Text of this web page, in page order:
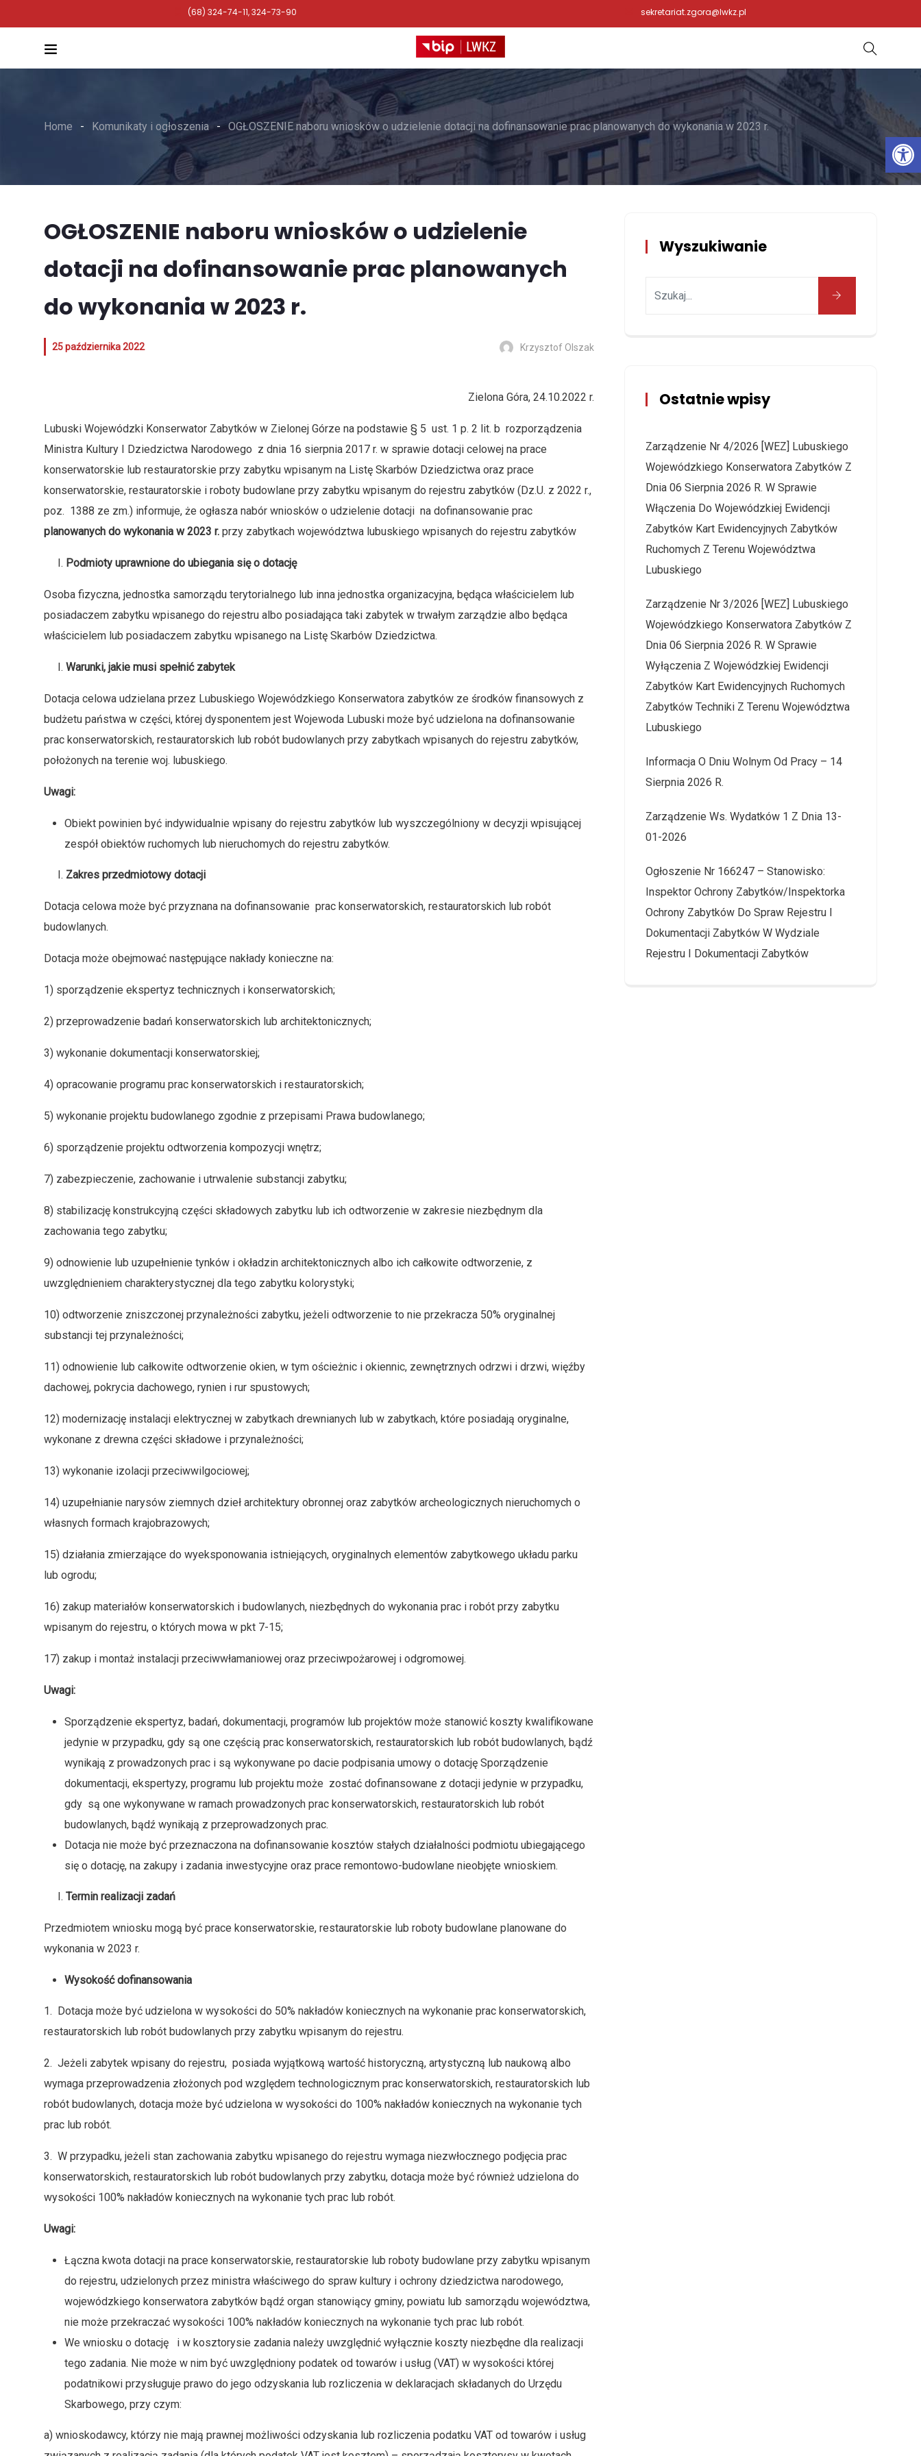
(68) 324-74-11, 324-73-90 sekretariat.zgora@lwkz.pl
Home Komunikaty i ogłoszenia OGŁOSZENIE naboru wniosków o udzielenie dotacji na dofinansowanie prac planowanych do wykonania w 2023 r.
OGŁOSZENIE naboru wniosków o udzielenie
dotacji na dofinansowanie prac planowanych
do wykonania w 2023 r.
25 października 2022 Krzysztof Olszak
Zielona Góra, 24.10.2022 r.
Lubuski Wojewódzki Konserwator Zabytków w Zielonej Górze na podstawie § 5 ust. 1 p. 2 lit. b rozporządzenia
Ministra Kultury I Dziedzictwa Narodowego z dnia 16 sierpnia 2017 r. w sprawie dotacji celowej na prace
konserwatorskie lub restauratorskie przy zabytku wpisanym na Listę Skarbów Dziedzictwa oraz prace
konserwatorskie, restauratorskie i roboty budowlane przy zabytku wpisanym do rejestru zabytków (Dz.U. z 2022 r.,
poz. 1388 ze zm.) informuje, że ogłasza nabór wniosków o udzielenie dotacji na dofinansowanie prac
planowanych do wykonania w 2023 r. przy zabytkach województwa lubuskiego wpisanych do rejestru zabytków
Podmioty uprawnione do ubiegania się o dotację
Osoba fizyczna, jednostka samorządu terytorialnego lub inna jednostka organizacyjna, będąca właścicielem lub
posiadaczem zabytku wpisanego do rejestru albo posiadająca taki zabytek w trwałym zarządzie albo będąca
właścicielem lub posiadaczem zabytku wpisanego na Listę Skarbów Dziedzictwa.
Warunki, jakie musi spełnić zabytek
Dotacja celowa udzielana przez Lubuskiego Wojewódzkiego Konserwatora zabytków ze środków finansowych z
budżetu państwa w części, której dysponentem jest Wojewoda Lubuski może być udzielona na dofinansowanie
prac konserwatorskich, restauratorskich lub robót budowlanych przy zabytkach wpisanych do rejestru zabytków,
położonych na terenie woj. lubuskiego.
Uwagi:
Obiekt powinien być indywidualnie wpisany do rejestru zabytków lub wyszczególniony w decyzji wpisującej
zespół obiektów ruchomych lub nieruchomych do rejestru zabytków.
Zakres przedmiotowy dotacji
Dotacja celowa może być przyznana na dofinansowanie prac konserwatorskich, restauratorskich lub robót
budowlanych.
Dotacja może obejmować następujące nakłady konieczne na:
1) sporządzenie ekspertyz technicznych i konserwatorskich;
2) przeprowadzenie badań konserwatorskich lub architektonicznych;
3) wykonanie dokumentacji konserwatorskiej;
4) opracowanie programu prac konserwatorskich i restauratorskich;
5) wykonanie projektu budowlanego zgodnie z przepisami Prawa budowlanego;
6) sporządzenie projektu odtworzenia kompozycji wnętrz;
7) zabezpieczenie, zachowanie i utrwalenie substancji zabytku;
8) stabilizację konstrukcyjną części składowych zabytku lub ich odtworzenie w zakresie niezbędnym dla
zachowania tego zabytku;
9) odnowienie lub uzupełnienie tynków i okładzin architektonicznych albo ich całkowite odtworzenie, z
uwzględnieniem charakterystycznej dla tego zabytku kolorystyki;
10) odtworzenie zniszczonej przynależności zabytku, jeżeli odtworzenie to nie przekracza 50% oryginalnej
substancji tej przynależności;
11) odnowienie lub całkowite odtworzenie okien, w tym ościeżnic i okiennic, zewnętrznych odrzwi i drzwi, więźby
dachowej, pokrycia dachowego, rynien i rur spustowych;
12) modernizację instalacji elektrycznej w zabytkach drewnianych lub w zabytkach, które posiadają oryginalne,
wykonane z drewna części składowe i przynależności;
13) wykonanie izolacji przeciwwilgociowej;
14) uzupełnianie narysów ziemnych dzieł architektury obronnej oraz zabytków archeologicznych nieruchomych o
własnych formach krajobrazowych;
15) działania zmierzające do wyeksponowania istniejących, oryginalnych elementów zabytkowego układu parku
lub ogrodu;
16) zakup materiałów konserwatorskich i budowlanych, niezbędnych do wykonania prac i robót przy zabytku
wpisanym do rejestru, o których mowa w pkt 7-15;
17) zakup i montaż instalacji przeciwwłamaniowej oraz przeciwpożarowej i odgromowej.
Uwagi:
Sporządzenie ekspertyz, badań, dokumentacji, programów lub projektów może stanowić koszty kwalifikowane
jedynie w przypadku, gdy są one częścią prac konserwatorskich, restauratorskich lub robót budowlanych, bądź
wynikają z prowadzonych prac i są wykonywane po dacie podpisania umowy o dotację Sporządzenie
dokumentacji, ekspertyzy, programu lub projektu może zostać dofinansowane z dotacji jedynie w przypadku,
gdy są one wykonywane w ramach prowadzonych prac konserwatorskich, restauratorskich lub robót
budowlanych, bądź wynikają z przeprowadzonych prac.
Dotacja nie może być przeznaczona na dofinansowanie kosztów stałych działalności podmiotu ubiegającego
się o dotację, na zakupy i zadania inwestycyjne oraz prace remontowo-budowlane nieobjęte wnioskiem.
Termin realizacji zadań
Przedmiotem wniosku mogą być prace konserwatorskie, restauratorskie lub roboty budowlane planowane do
wykonania w 2023 r.
Wysokość dofinansowania
1. Dotacja może być udzielona w wysokości do 50% nakładów koniecznych na wykonanie prac konserwatorskich,
restauratorskich lub robót budowlanych przy zabytku wpisanym do rejestru.
2. Jeżeli zabytek wpisany do rejestru, posiada wyjątkową wartość historyczną, artystyczną lub naukową albo
wymaga przeprowadzenia złożonych pod względem technologicznym prac konserwatorskich, restauratorskich lub
robót budowlanych, dotacja może być udzielona w wysokości do 100% nakładów koniecznych na wykonanie tych
prac lub robót.
3. W przypadku, jeżeli stan zachowania zabytku wpisanego do rejestru wymaga niezwłocznego podjęcia prac
konserwatorskich, restauratorskich lub robót budowlanych przy zabytku, dotacja może być również udzielona do
wysokości 100% nakładów koniecznych na wykonanie tych prac lub robót.
Uwagi:
Łączna kwota dotacji na prace konserwatorskie, restauratorskie lub roboty budowlane przy zabytku wpisanym
do rejestru, udzielonych przez ministra właściwego do spraw kultury i ochrony dziedzictwa narodowego,
wojewódzkiego konserwatora zabytków bądź organ stanowiący gminy, powiatu lub samorządu województwa,
nie może przekraczać wysokości 100% nakładów koniecznych na wykonanie tych prac lub robót.
We wniosku o dotację i w kosztorysie zadania należy uwzględnić wyłącznie koszty niezbędne dla realizacji
tego zadania. Nie może w nim być uwzględniony podatek od towarów i usług (VAT) w wysokości której
podatnikowi przysługuje prawo do jego odzyskania lub rozliczenia w deklaracjach składanych do Urzędu
Skarbowego, przy czym:
a) wnioskodawcy, którzy nie mają prawnej możliwości odzyskania lub rozliczenia podatku VAT od towarów i usług
Wyszukiwanie
Ostatnie wpisy
Zarządzenie Nr 4/2026 [WEZ] Lubuskiego
Wojewódzkiego Konserwatora Zabytków Z
Dnia 06 Sierpnia 2026 R. W Sprawie
Włączenia Do Wojewódzkiej Ewidencji
Zabytków Kart Ewidencyjnych Zabytków
Ruchomych Z Terenu Województwa
Lubuskiego
Zarządzenie Nr 3/2026 [WEZ] Lubuskiego
Wojewódzkiego Konserwatora Zabytków Z
Dnia 06 Sierpnia 2026 R. W Sprawie
Wyłączenia Z Wojewódzkiej Ewidencji
Zabytków Kart Ewidencyjnych Ruchomych
Zabytków Techniki Z Terenu Województwa
Lubuskiego
Informacja O Dniu Wolnym Od Pracy – 14
Sierpnia 2026 R.
Zarządzenie Ws. Wydatków 1 Z Dnia 13-
01-2026
Ogłoszenie Nr 166247 – Stanowisko:
Inspektor Ochrony Zabytków/Inspektorka
Ochrony Zabytków Do Spraw Rejestru I
Dokumentacji Zabytków W Wydziale
Rejestru I Dokumentacji Zabytków